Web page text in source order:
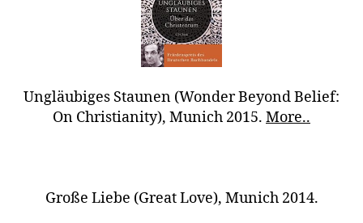
Ungläubiges Staunen (Wonder Beyond Belief:
On Christianity), Munich 2015. More..
Große Liebe (Great Love), Munich 2014.